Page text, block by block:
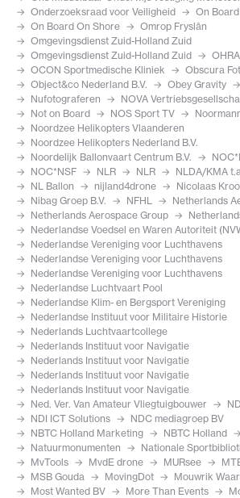
Onderzoeksraad voor Veiligheid
On
On Board On Shore
Omrop Fryslân
Omgevingsdienst Zuid-Holland Zuid
Omgevingsdienst Zuid-Holland Zuid
OCON Sportmedische Kliniek
Obscura
Object&co Nederland B.V.
Obey Gravity
Nufotograferen
NOVA
Not on Board
NOS Sport TV
Noordzee Helikopters Vlaanderen
Noordzee Helikopters Nederland B.V.
Noordelijk Ballonvaart Centrum B.V.
NOC*NSF
NLR NLR
NLDA/KMA
NL Ballon
nijland4drone
Nicolaas
Nibag Groep B.V.
NFHL
Netherlands
Netherlands Aerospace Group
Nederlandse Voedsel en Waren Autoriteit
Nederlandse Vereniging voor Luchthavens
Nederlandse Vereniging voor Luchthavens
Nederlandse Vereniging voor Luchthavens
Nederlandse Luchtvaart Pool
Nederlandse Klim- en Bergsport Vereniging
Nederlandse Instituut voor Militaire Historie
Nederlands Luchtvaartcollege
Nederlands Instituut voor Navigatie
Nederlands Instituut voor Navigatie
Nederlands Instituut voor Navigatie
Nederlands Instituut voor Navigatie
Ned. Ver. Van Amateur Vliegtuigbouwer
NDI ICT Solutions
NDC mediagroep BV
NBTC Holland Marketing
NBTC Holland
Natuurmonumenten
Nationale
MvTools
MvdE drone MURsee
MSB Gouda
MovingDot
Mouwrik
Most Wanted BV
More Than Events